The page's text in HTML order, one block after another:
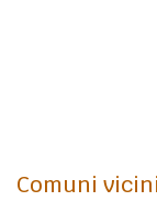
Comuni vicini